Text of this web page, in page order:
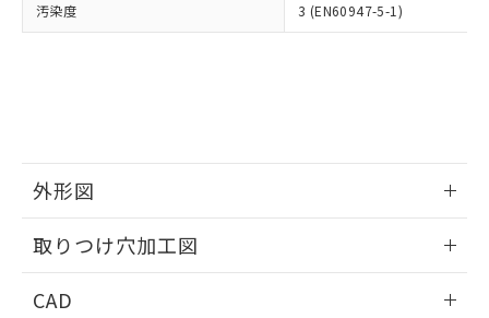
汚染度 3 (EN60947-5-1)
外形図
取りつけ穴加工図
CAD
お客様が当ウェブサイト上で当社にご
指します。
※3 非含有証明書ダウンロード
51物質の非含有証明書（当社基準）
※本証明書は発行日時点で非含有を証明す
るもので、過去に遡って非含有を証明する
ものではありません。
また、RoHS指令のフタル酸エステル類４